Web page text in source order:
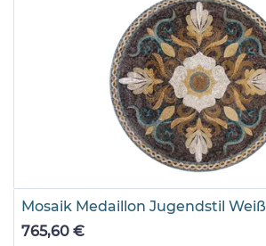
Mosaik Medaillon Jugendstil Weiß
765,60 €